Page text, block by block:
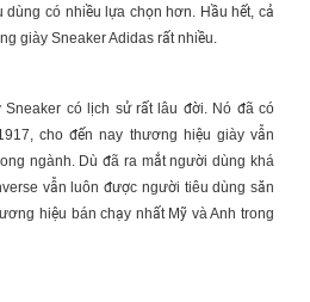
có nhiều lựa chọn hơn. Hầu hết, cả
giày SneakerAdidas rất nhiều.
Sneaker có lịch sử rất lâu đời. Nó đã có
cho đến nay thương hiệu giày vẫn
ngành. Dù đã ra mắt người dùng khá
vẫn luôn được người tiêu dùng săn
hiệu bán chạy nhất Mỹ và Anh trong